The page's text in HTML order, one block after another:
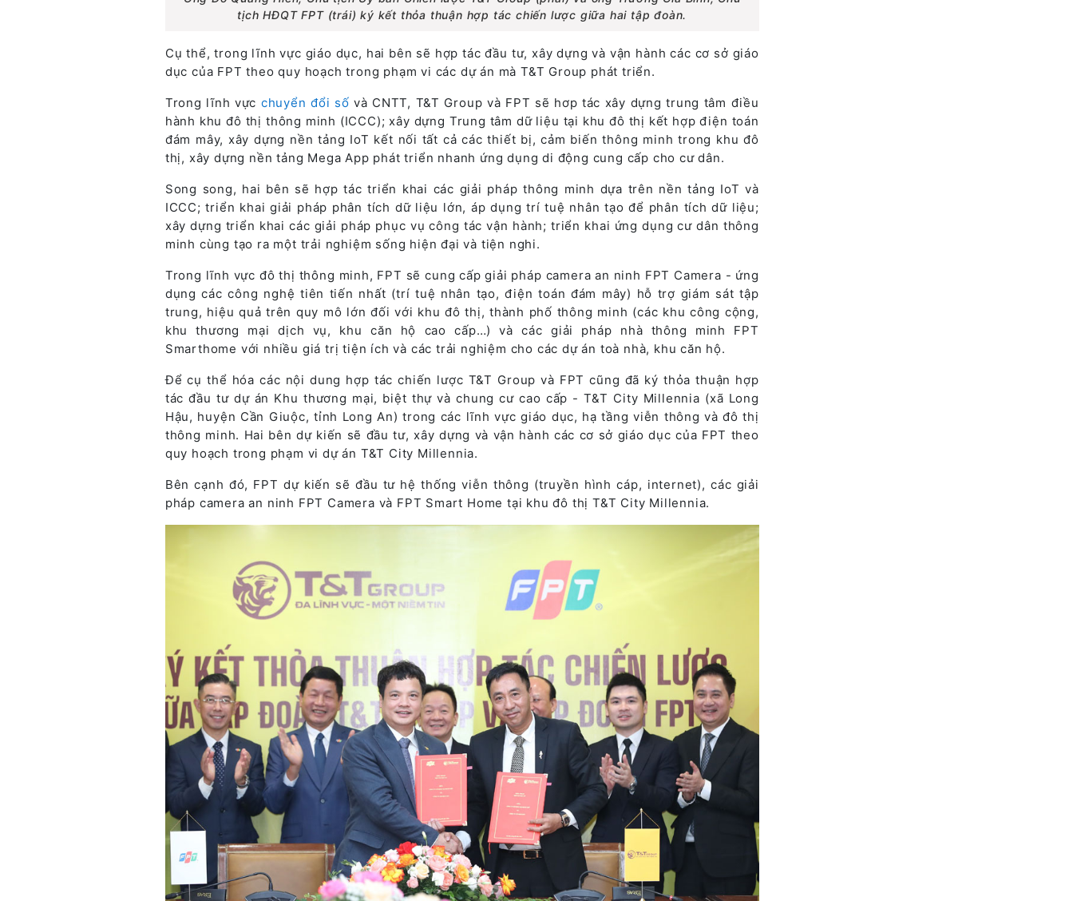
tịch HĐQT FPT (trái) ký kết thỏa thuận hợp tác chiến lược giữa hai tập đoàn.
Cụ thể, trong lĩnh vực giáo dục, hai bên sẽ hợp tác đầu tư, xây dựng và vận hành các cơ sở giáo
dục của FPT theo quy hoạch trong phạm vi các dự án mà T&T Group phát triển.
Trong lĩnh vực chuyển đổi số và CNTT, T&T Group và FPT sẽ hơp tác xây dựng trung tâm điều
hành khu đô thị thông minh (ICCC); xây dựng Trung tâm dữ liệu tại khu đô thị kết hợp điện toán
đám mây, xây dựng nền tảng IoT kết nối tất cả các thiết bị, cảm biến thông minh trong khu đô
thị, xây dựng nền tảng Mega App phát triển nhanh ứng dụng di động cung cấp cho cư dân.
Song song, hai bên sẽ hợp tác triển khai các giải pháp thông minh dựa trên nền tảng IoT và
ICCC; triển khai giải pháp phân tích dữ liệu lớn, áp dụng trí tuệ nhân tạo để phân tích dữ liệu;
xây dựng triển khai các giải pháp phục vụ công tác vận hành; triển khai ứng dụng cư dân thông
minh cùng tạo ra một trải nghiệm sống hiện đại và tiện nghi.
Trong lĩnh vực đô thị thông minh, FPT sẽ cung cấp giải pháp camera an ninh FPT Camera - ứng
dụng các công nghệ tiên tiến nhất (trí tuệ nhân tạo, điện toán đám mây) hỗ trợ giám sát tập
trung, hiệu quả trên quy mô lớn đối với khu đô thị, thành phố thông minh (các khu công cộng,
khu thương mại dịch vụ, khu căn hộ cao cấp…) và các giải pháp nhà thông minh FPT
Smarthome với nhiều giá trị tiện ích và các trải nghiệm cho các dự án toà nhà, khu căn hộ.
Để cụ thể hóa các nội dung hợp tác chiến lược T&T Group và FPT cũng đã ký thỏa thuận hợp
tác đầu tư dự án Khu thương mại, biệt thự và chung cư cao cấp - T&T City Millennia (xã Long
Hậu, huyện Cần Giuộc, tỉnh Long An) trong các lĩnh vực giáo dục, hạ tầng viễn thông và đô thị
thông minh. Hai bên dự kiến sẽ đầu tư, xây dựng và vận hành các cơ sở giáo dục của FPT theo
quy hoạch trong phạm vi dự án T&T City Millennia.
Bên cạnh đó, FPT dự kiến sẽ đầu tư hệ thống viễn thông (truyền hình cáp, internet), các giải
pháp camera an ninh FPT Camera và FPT Smart Home tại khu đô thị T&T City Millennia.